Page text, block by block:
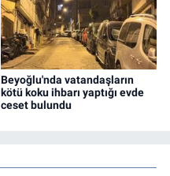
Beyoğlu'nda vatandaşların
kötü koku ihbarı yaptığı evde
ceset bulundu